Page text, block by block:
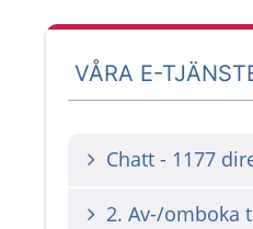
VÅRA E-
Chatt - 1177
2. Av-/omboka